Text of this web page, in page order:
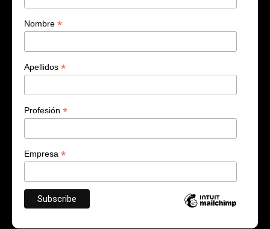
Nombre *
Apellidos *
Profesión *
Empresa *